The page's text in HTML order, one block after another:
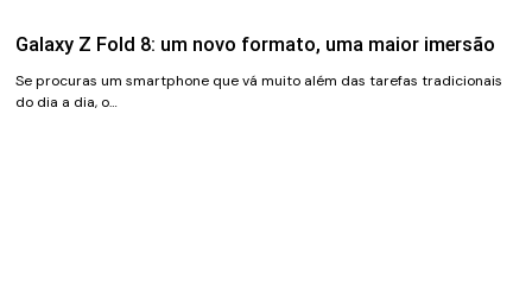
Galaxy Z Fold 8: um novo formato, uma maior imersão
Se procuras um smartphone que vá muito além das tarefas tradicionais
do dia a dia, o…